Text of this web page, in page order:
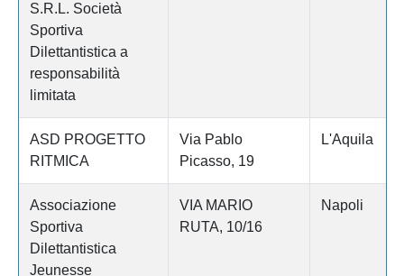
S.R.L. Società
Sportiva
Dilettantistica a
responsabilità
limitata
ASD PROGETTO
RITMICA
Via Pablo
Picasso, 19
L'Aquila
Associazione
Sportiva
Dilettantistica
Jeunesse
VIA MARIO
RUTA, 10/16
Napoli